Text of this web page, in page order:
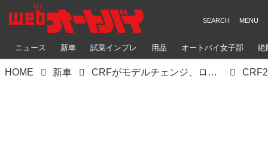
ニュース 新車 試乗インプレ 用品 オートバイ女子部 絶
HOME 新車 CRFがモデルチェンジ、ローレンス兄弟が創り上げた70%新しい最新シャシーはいかに